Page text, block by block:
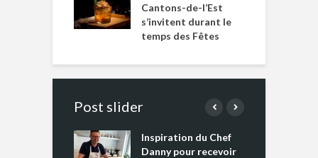
Cantons-de-l’Est
s’invitent durant le
temps des Fêtes
Post slider
Inspiration du Chef
Danny pour recevoir